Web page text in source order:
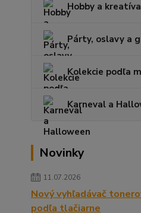
Hobby a kreatíva
Párty, oslavy a
Kolekcie podľa
Karneval a
Novinky
11.07.2026
Nový vyhľadávač
podľa tlačiarne